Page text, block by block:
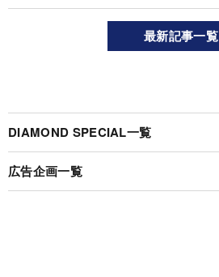
最新記事一覧
DIAMOND SPECIAL一覧
広告企画一覧